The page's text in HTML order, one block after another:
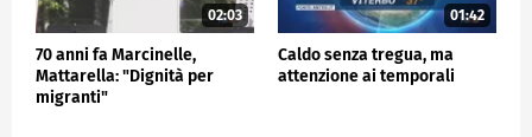
02:03
70 anni fa Marcinelle,
Mattarella: "Dignità per
migranti"
01:42
Caldo senza tregua, ma
attenzione ai temporali